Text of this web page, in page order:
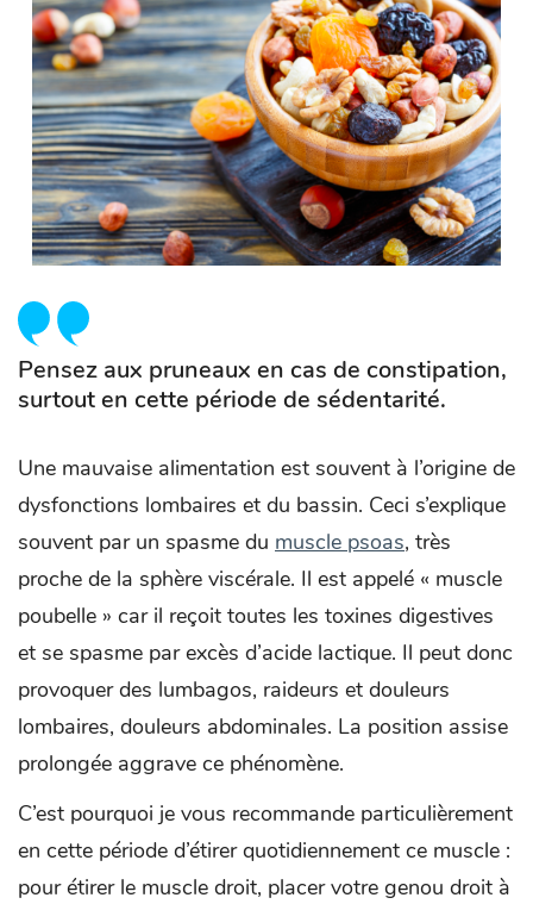
Pensez aux pruneaux en cas de constipation,
surtout en cette période de sédentarité.
Une mauvaise alimentation est souvent à l’origine de
dysfonctions lombaires et du bassin. Ceci s’explique
souvent par un spasme du muscle psoas, très
proche de la sphère viscérale. Il est appelé « muscle
poubelle » car il reçoit toutes les toxines digestives
et se spasme par excès d’acide lactique. Il peut donc
provoquer des lumbagos, raideurs et douleurs
lombaires, douleurs abdominales. La position assise
prolongée aggrave ce phénomène.
C’est pourquoi je vous recommande particulièrement
en cette période d’étirer quotidiennement ce muscle :
pour étirer le muscle droit, placer votre genou droit à